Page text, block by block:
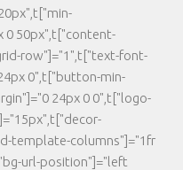
0 50px",t["content-
row"]="1",t["text-font-
0",t["button-min-
24px 0 0",t["logo-
template-columns"]="1fr
url-position"]="left